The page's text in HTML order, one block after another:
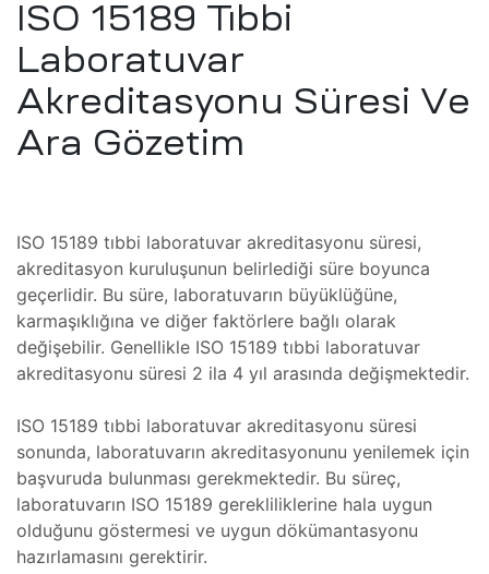
ISO 15189 Tıbbi
Laboratuvar
Akreditasyonu Süresi Ve
Ara Gözetim
ISO 15189 tıbbi laboratuvar akreditasyonu süresi,
akreditasyon kuruluşunun belirlediği süre boyunca
geçerlidir. Bu süre, laboratuvarın büyüklüğüne,
karmaşıklığına ve diğer faktörlere bağlı olarak
değişebilir. Genellikle ISO 15189 tıbbi laboratuvar
akreditasyonu süresi 2 ila 4 yıl arasında değişmektedir.
ISO 15189 tıbbi laboratuvar akreditasyonu süresi
sonunda, laboratuvarın akreditasyonunu yenilemek için
başvuruda bulunması gerekmektedir. Bu süreç,
laboratuvarın ISO 15189 gerekliliklerine hala uygun
olduğunu göstermesi ve uygun dökümantasyonu
hazırlamasını gerektirir.
ve